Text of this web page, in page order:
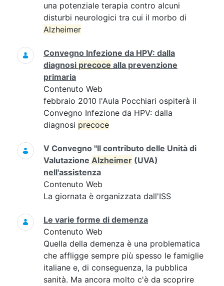
una potenziale terapia contro alcuni
disturbi neurologici tra cui il morbo di
Alzheimer
Convegno Infezione da HPV: dalla
diagnosi precoce alla prevenzione
primaria
Contenuto Web
febbraio 2010 l'Aula Pocchiari ospiterà il
Convegno Infezione da HPV: dalla
diagnosi precoce
V Convegno "Il contributo delle Unità di
Valutazione Alzheimer (UVA)
nell'assistenza
Contenuto Web
La giornata è organizzata dall'ISS
Le varie forme di demenza
Contenuto Web
Quella della demenza è una problematica
che affligge sempre più spesso le famiglie
italiane e, di conseguenza, la pubblica
sanità. Ma ancora molto c'è da scoprire